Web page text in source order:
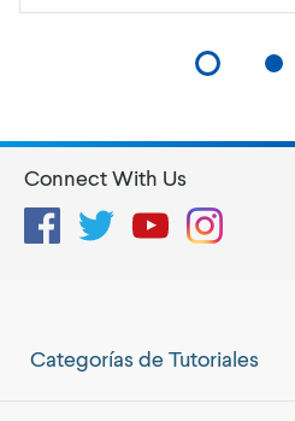
Categorías de Tutoriales
Connect With Us
FacebookTwitterYouTubeInstagram